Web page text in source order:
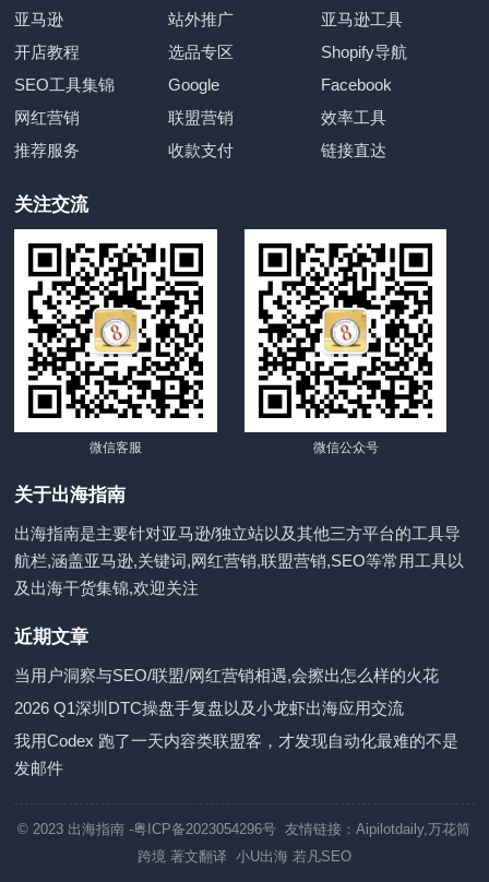
亚马逊
站外推广
亚马逊工具
开店教程
选品专区
Shopify导航
SEO工具集锦
Google
Facebook
网红营销
联盟营销
效率工具
推荐服务
收款支付 链接直达
关注交流
微信客服 微信公众号
关于出海指南
出海指南是主要针对亚马逊/独立站以及其他三方平台的工具导
航栏,涵盖亚马逊,关键词,网红营销,联盟营销,SEO等常用工具以
及出海干货集锦,欢迎关注
近期文章
当用户洞察与SEO/联盟/网红营销相遇,会擦出怎么样的火花
2026 Q1深圳DTC操盘手复盘以及小龙虾出海应用交流
我用Codex 跑了一天内容类联盟客，才发现自动化最难的不是
发邮件
© 2023 出海指南 -粤ICP备2023054296号 友情链接：Aipilotdaily,万花筒
跨境 著文翻译 小U出海 若凡SEO